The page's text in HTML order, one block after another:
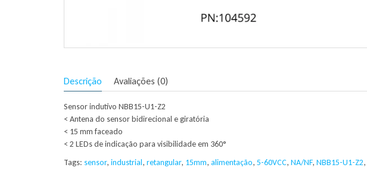
Descrição Avaliações (0)
Sensor indutivo NBB15-U1-Z2
< Antena do sensor bidirecional e giratória
< 15 mm faceado
< 2 LEDs de indicação para visibilidade em 360°
Tags: sensor, industrial, retangular, 15mm, alimentação, 5-60VCC, NA/NF, NBB15-U1-Z2,